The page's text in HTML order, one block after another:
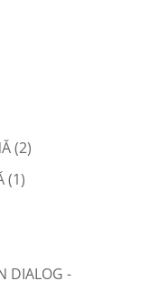
(2)
(1)
DIALOG -